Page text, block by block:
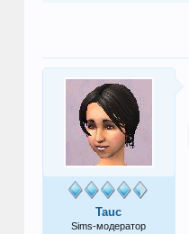
Tauc
Sims-модератор